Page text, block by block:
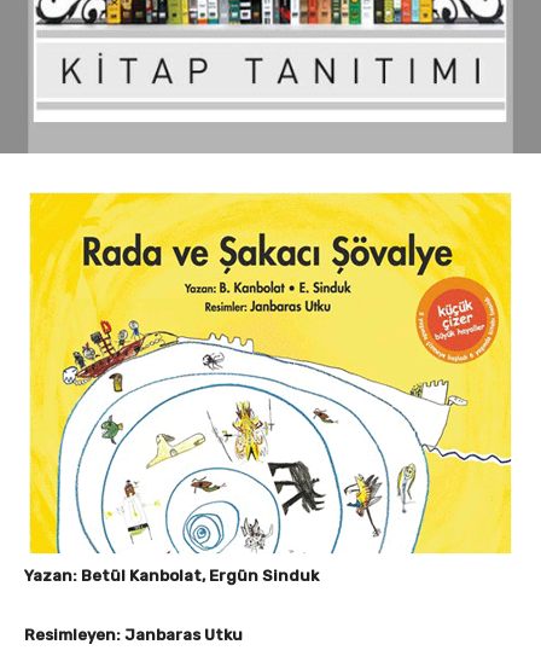
Yazan: Betül Kanbolat, Ergün Sinduk
Resimleyen: Janbaras Utku